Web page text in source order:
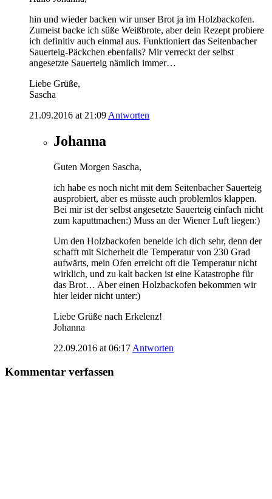
hin und wieder backen wir unser Brot ja im Holzbackofen.
Zumeist backe ich süße Weißbrote, aber dein Rezept probiere
ich definitiv auch einmal aus. Funktioniert das Seitenbacher
Sauerteig-Päckchen ebenfalls? Mir verreckt der selbst
angesetzte Sauerteig nämlich immer…
Liebe Grüße,
Sascha
21.09.2016 at 21:09 Antworten
Johanna
Guten Morgen Sascha,
ich habe es noch nicht mit dem Seitenbacher Sauerteig
ausprobiert, aber es müsste auch problemlos klappen.
Bei mir ist der selbst angesetzte Sauerteig einfach nicht
zum kaputtmachen:) Muss an der Wiener Luft liegen:)
Um den Holzbackofen beneide ich dich sehr, denn der
schafft mit Sicherheit die Temperatur von 230 Grad
aufwärts, mein Ofen erreicht oft die Temperatur nicht
wirklich, und zu kalt backen ist eine Katastrophe für
das Brot… Aber einen Holzbackofen bekommen wir
hier leider nicht unter:)
Liebe Grüße nach Erkelenz!
Johanna
22.09.2016 at 06:17 Antworten
Kommentar verfassen